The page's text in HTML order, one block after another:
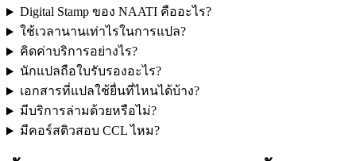
Digital Stamp ของ NAATI คืออะไร?
ใช้เวลานานเท่าไรในการแปล?
คิดค่าบริการอย่างไร?
นักแปลถือใบรับรองอะไร?
เอกสารที่แปลใช้ยื่นที่ไหนได้บ้าง?
มีบริการล่ามด้วยหรือไม่?
มีคอร์สติวสอบ CCL ไหม?